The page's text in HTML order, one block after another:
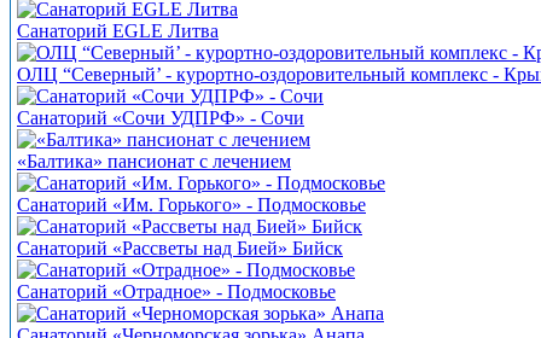
Санаторий EGLE Литва
ОЛЦ “Северный’ - курортно-оздоровительный комплекс -
Санаторий «Сочи УДПРФ» - Сочи
«Балтика» пансионат с лечением
Санаторий «Им. Горького» - Подмосковье
Санаторий «Рассветы над Бией» Бийск
Санаторий «Отрадное» - Подмосковье